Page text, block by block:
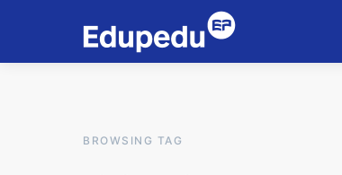
BROWSING TAG